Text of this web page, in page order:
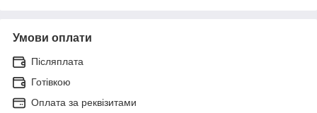
Умови оплати
Післяплата
Готівкою
Оплата за реквізитами